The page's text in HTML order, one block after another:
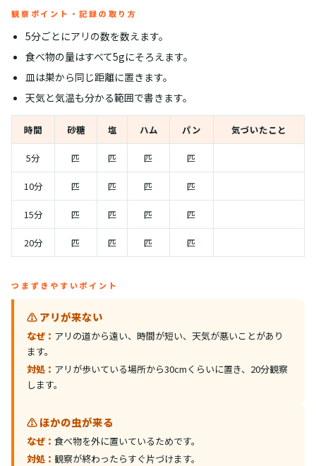
観察ポイント・記録の取り方
5分ごとにアリの数を数えます。
食べ物の量はすべて5gにそろえます。
皿は巣から同じ距離に置きます。
天気と気温も分かる範囲で書きます。
時間 砂糖 塩 ハム パン 気づいたこと
5分 匹 匹 匹 匹
10分 匹 匹 匹 匹
15分 匹 匹 匹 匹
20分 匹 匹 匹 匹
つまずきやすいポイント
⚠️ アリが来ない
なぜ： アリの道から遠い、時間が短い、天気が悪いことがあり
ます。
対処： アリが歩いている場所から30cmくらいに置き、20分観察
します。
⚠️ ほかの虫が来る
なぜ： 食べ物を外に置いているためです。
対処： 観察が終わったらすぐ片づけます。